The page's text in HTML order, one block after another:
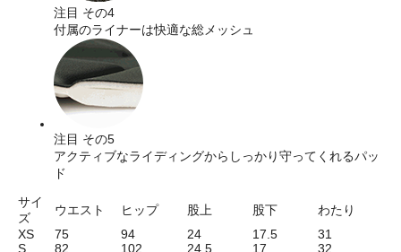
注目 その4
付属のライナーは快適な総メッシュ
注目 その5
アクティブなライディングからしっかり守ってくれるパッ
ド
サイ
ズ
ウエスト ヒップ 股上 股下
わたり
XS
75 94 24 17.5
31
S
82 102 24.5 17 32